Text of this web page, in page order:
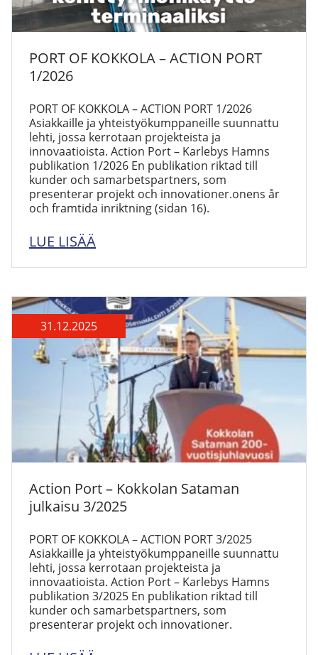
PORT OF KOKKOLA – ACTION PORT
1/2026
PORT OF KOKKOLA – ACTION PORT 1/2026
Asiakkaille ja yhteistyökumppaneille suunnattu
lehti, jossa kerrotaan projekteista ja
innovaatioista. Action Port – Karlebys Hamns
publikation 1/2026 En publikation riktad till
kunder och samarbetspartners, som
presenterar projekt och innovationer.onens år
och framtida inriktning (sidan 16).
LUE LISÄÄ
31.12.2025
Action Port – Kokkolan Sataman
julkaisu 3/2025
PORT OF KOKKOLA – ACTION PORT 3/2025
Asiakkaille ja yhteistyökumppaneille suunnattu
lehti, jossa kerrotaan projekteista ja
innovaatioista. Action Port – Karlebys Hamns
publikation 3/2025 En publikation riktad till
kunder och samarbetspartners, som
presenterar projekt och innovationer.